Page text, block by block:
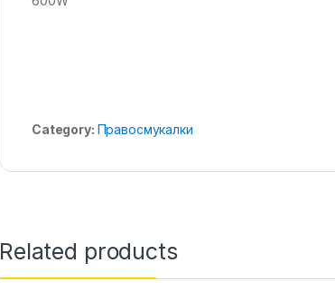
Category: Правосмукалки
Related products